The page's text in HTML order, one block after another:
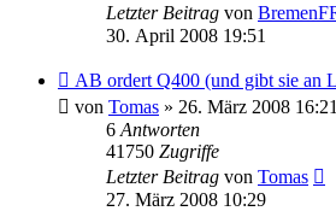
Letzter Beitrag von
30. April 2008 19:51
AB ordert Q400 (und gibt sie an
von Tomas » 26. März 2008 16:21
6 Antworten
41750 Zugriffe
Letzter Beitrag von Tomas
27. März 2008 10:29